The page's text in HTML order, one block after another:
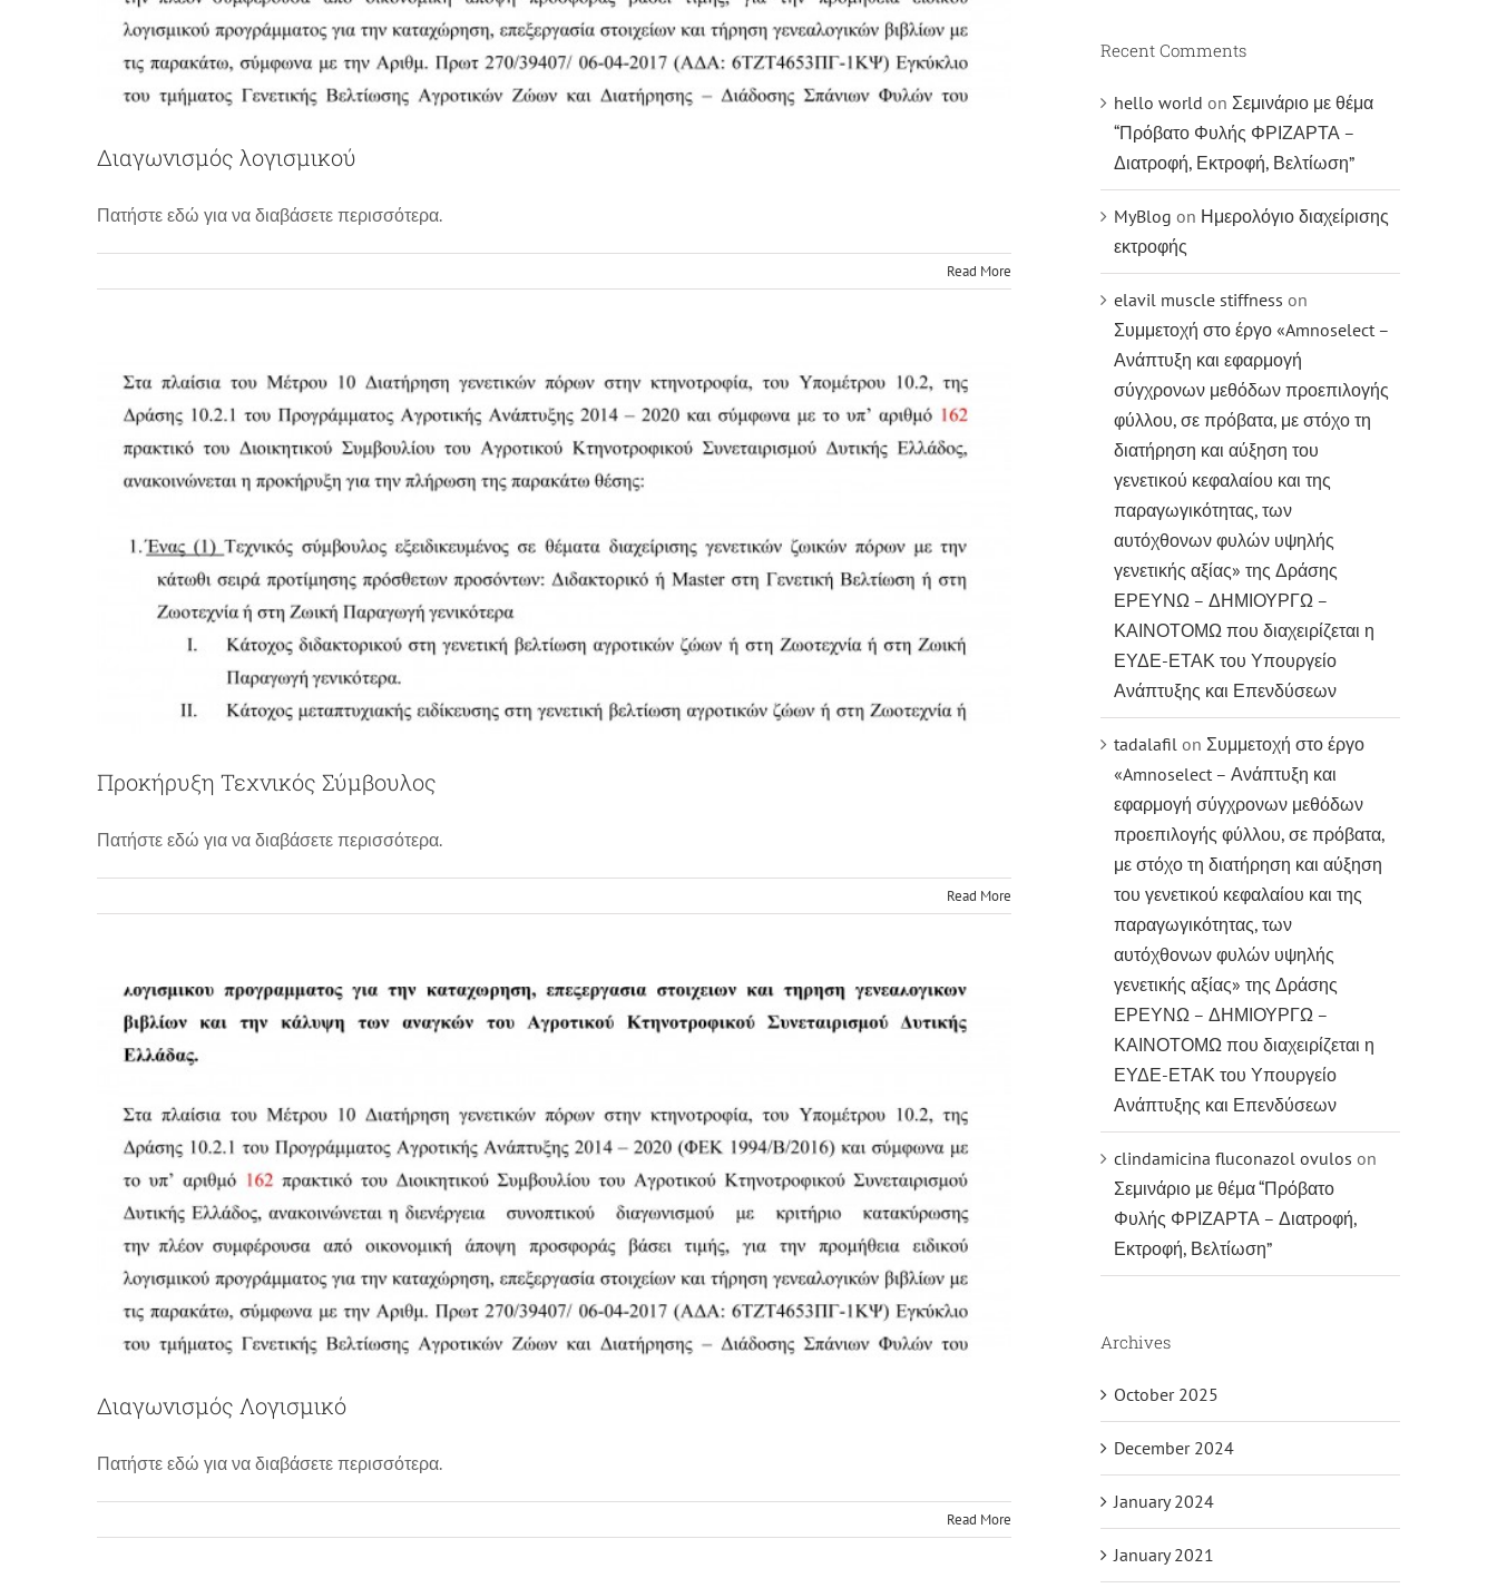
Διαγωνισμός λογισμικού
Πατήστε εδώ για να διαβάσετε περισσότερα.
Read More
Προκήρυξη Τεχνικός Σύμβουλος
Πατήστε εδώ για να διαβάσετε περισσότερα.
Read More
Διαγωνισμός Λογισμικό
Πατήστε εδώ για να διαβάσετε περισσότερα.
Read More
Recent Comments
hello world on Σεμινάριο με θέμα
“Πρόβατο Φυλής ΦΡΙΖΑΡΤΑ –
Διατροφή, Εκτροφή, Βελτίωση”
MyBlog on Ημερολόγιο διαχείρισης
εκτροφής
elavil muscle stiffness on
Συμμετοχή στο έργο «Amnoselect –
Ανάπτυξη και εφαρμογή
σύγχρονων μεθόδων προεπιλογής
φύλλου, σε πρόβατα, με στόχο τη
διατήρηση και αύξηση του
γενετικού κεφαλαίου και της
παραγωγικότητας, των
αυτόχθονων φυλών υψηλής
γενετικής αξίας» της Δράσης
ΕΡΕΥΝΩ – ΔΗΜΙΟΥΡΓΩ –
ΚΑΙΝΟΤΟΜΩ που διαχειρίζεται η
ΕΥΔΕ-ΕΤΑΚ του Υπουργείο
Ανάπτυξης και Επενδύσεων
tadalafil on Συμμετοχή στο έργο
«Amnoselect – Ανάπτυξη και
εφαρμογή σύγχρονων μεθόδων
προεπιλογής φύλλου, σε πρόβατα,
με στόχο τη διατήρηση και αύξηση
του γενετικού κεφαλαίου και της
παραγωγικότητας, των
αυτόχθονων φυλών υψηλής
γενετικής αξίας» της Δράσης
ΕΡΕΥΝΩ – ΔΗΜΙΟΥΡΓΩ –
ΚΑΙΝΟΤΟΜΩ που διαχειρίζεται η
ΕΥΔΕ-ΕΤΑΚ του Υπουργείο
Ανάπτυξης και Επενδύσεων
clindamicina fluconazol ovulos on
Σεμινάριο με θέμα “Πρόβατο
Φυλής ΦΡΙΖΑΡΤΑ – Διατροφή,
Εκτροφή, Βελτίωση”
Archives
October 2025
December 2024
January 2024
January 2021